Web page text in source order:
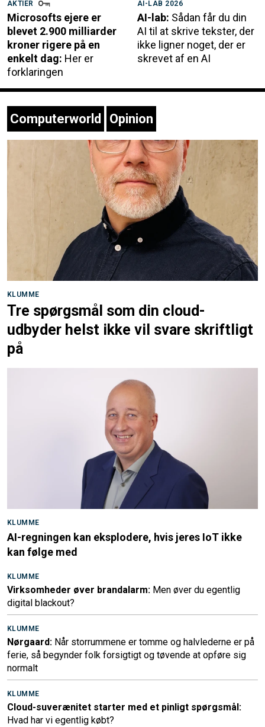
AKTIER
Microsofts ejere er
blevet 2.900 milliarder
kroner rigere på en
enkelt dag: Her er
forklaringen
AI-LAB 2026
AI-lab: Sådan får du din
AI til at skrive tekster, der
ikke ligner noget, der er
skrevet af en AI
Computerworld Opinion
KLUMME
Tre spørgsmål som din cloud-
udbyder helst ikke vil svare skriftligt
på
KLUMME
AI-regningen kan eksplodere, hvis jeres IoT ikke
kan følge med
KLUMME
Virksomheder øver brandalarm: Men øver du egentlig
digital blackout?
KLUMME
Nørgaard: Når storrummene er tomme og halvlederne er på
ferie, så begynder folk forsigtigt og tøvende at opføre sig
normalt
KLUMME
Cloud-suverænitet starter med et pinligt spørgsmål:
Hvad har vi egentlig købt?